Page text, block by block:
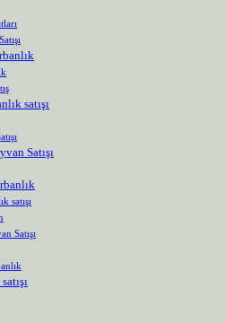
satışı
Satışı
satışı
Satışı